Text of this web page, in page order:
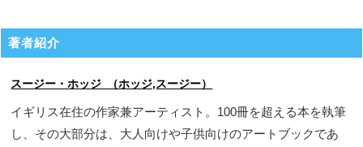
著者紹介
スージー・ホッジ （ホッジ,スージー）
イギリス在住の作家兼アーティスト。100冊を超える本を執筆
し、その大部分は、大人向けや子供向けのアートブックであ